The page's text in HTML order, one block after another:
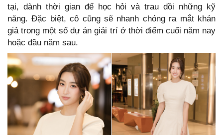
tại, dành thời gian để học hỏi và trau dồi những kỹ
năng. Đặc biệt, cô cũng sẽ nhanh chóng ra mắt khán
giả trong một số dự án giải trí ở thời điểm cuối năm nay
hoặc đầu năm sau.